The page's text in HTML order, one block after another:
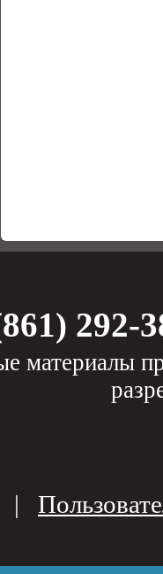
292-
материалы
|